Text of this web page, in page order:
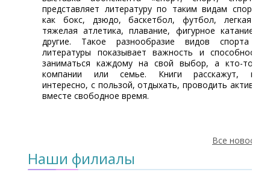
представляет литературу по таким видам спорта,
как бокс, дзюдо, баскетбол, футбол, легкая и
тяжелая атлетика, плавание, фигурное катание и
другие. Такое разнообразие видов спорта и
литературы показывает важность и способность
заниматься каждому на свой выбор, а кто-то в
компании или семье. Книги расскажут, как
интересно, с пользой, отдыхать, проводить активно
вместе свободное время.
Все новости
Наши филиалы